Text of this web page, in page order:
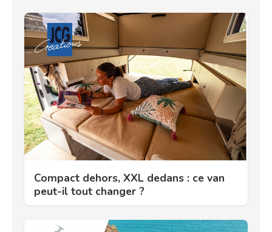
Compact dehors, XXL dedans : ce van
peut-il tout changer ?